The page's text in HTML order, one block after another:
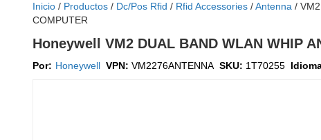
Inicio / Productos / Dc/pos Rfid / Rfid Accessories /Antenna /
COMPUTER
Honeywell VM2 DUAL BAND WLAN WHIP
Por: Honeywell VPN: VM2276ANTENNA SKU: 1T70255